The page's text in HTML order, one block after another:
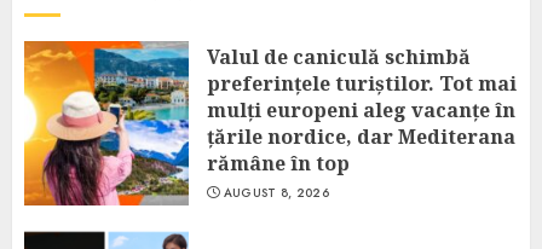
Valul de caniculă schimbă
preferințele turiștilor. Tot mai
mulți europeni aleg vacanțe în
țările nordice, dar Mediterana
rămâne în top
AUGUST 8, 2026